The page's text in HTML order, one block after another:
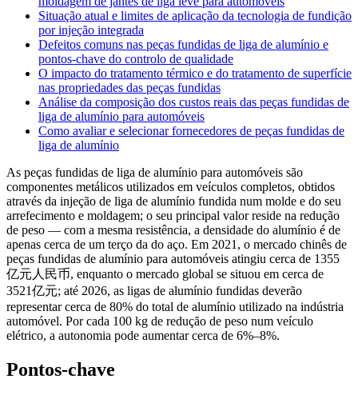
Situação atual e limites de aplicação da tecnologia de fundição
por injeção integrada
Defeitos comuns nas peças fundidas de liga de alumínio e
pontos-chave do controlo de qualidade
O impacto do tratamento térmico e do tratamento de superfície
nas propriedades das peças fundidas
Análise da composição dos custos reais das peças fundidas de
liga de alumínio para automóveis
Como avaliar e selecionar fornecedores de peças fundidas de
liga de alumínio
As peças fundidas de liga de alumínio para automóveis são
componentes metálicos utilizados em veículos completos, obtidos
através da injeção de liga de alumínio fundida num molde e do seu
arrefecimento e moldagem; o seu principal valor reside na redução
de peso — com a mesma resistência, a densidade do alumínio é de
apenas cerca de um terço da do aço. Em 2021, o mercado chinês de
peças fundidas de alumínio para automóveis atingiu cerca de 1355
亿元人民币, enquanto o mercado global se situou em cerca de
3521亿元; até 2026, as ligas de alumínio fundidas deverão
representar cerca de 80% do total de alumínio utilizado na indústria
automóvel. Por cada 100 kg de redução de peso num veículo
elétrico, a autonomia pode aumentar cerca de 6%–8%.
Pontos-chave